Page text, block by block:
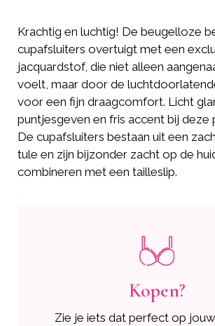
Krachtig en luchtig! De beugelloze
cupafsluiters overtuigt met een
jacquardstof, die niet alleen
voelt, maar door de
voor een fijn draagcomfort. Licht
puntjesgeven en fris accent bij deze
De cupafsluiters bestaan uit een
tule en zijn bijzonder zacht op de
combineren met een tailleslip.
Kopen?
Zie je iets dat perfect op